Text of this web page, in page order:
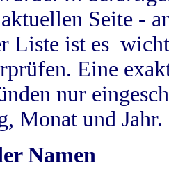
Seite -
Liste ist es
Eine
nur
Monat und Jahr.
Namen